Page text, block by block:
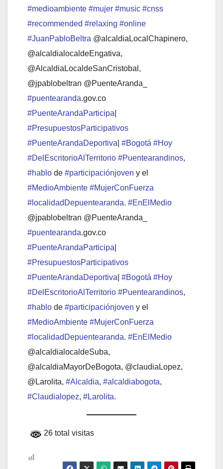
#medioambiente #mujer #music #cnss
#recommended #relaxing #online
#JuanPabloBeltra @alcaldiaLocalChapinero,
@alcaldialocaldeEngativa,
@AlcaldiaLocaldeSanCristobal,
@jpablobeltran @PuenteAranda_
#puentearanda.gov.co
#PuenteArandaParticipa
#PresupuestosParticipativos
#PuenteArandaDeportiva #Bogotá #Hoy
#DelEscritorioAlTerritorio #Puentearandinos,
#hablo de #participaciónjoven y el
#MedioAmbiente #MujerConFuerza
#localidadDepuentearanda. #EnElMedio
@jpablobeltran @PuenteAranda_
#puentearanda.gov.co
#PuenteArandaParticipa
#PresupuestosParticipativos
#PuenteArandaDeportiva #Bogotá #Hoy
#DelEscritorioAlTerritorio #Puentearandinos,
#hablo de #participaciónjoven y el
#MedioAmbiente #MujerConFuerza
#localidadDepuentearanda. #EnElMedio
@alcaldialocaldeSuba,
@alcaldiaMayorDeBogota, @claudiaLopez,
@Larolita, #Alcaldia, #alcaldiabogota,
#Claudialopez, #Larolita.
26 total visitas